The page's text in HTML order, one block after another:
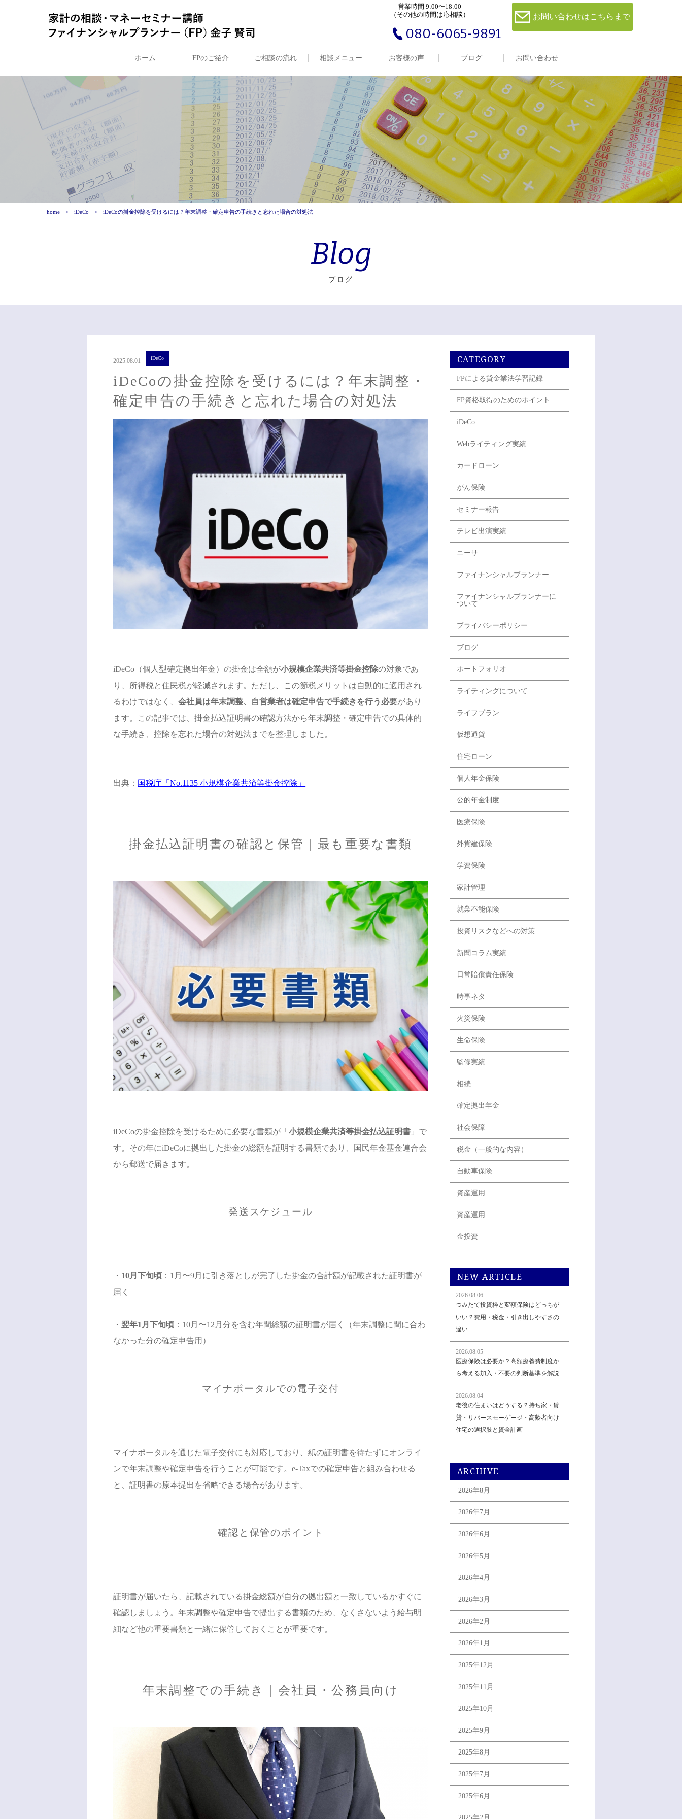
営業時間 9:00〜18:00
（その他の時間は応相談）
080-6065-9891
お問い合わせはこちらまで
ホーム FPのご紹介 ご相談の流れ 相談メニュー お客様の声 ブログ お問い合わせ
home iDeCo iDeCoの掛金控除を受けるには？年末調整・確定申告の手続きと忘れた場合の対処法
Blog
ブログ
2025.08.01 iDeCo
iDeCoの掛金控除を受けるには？年末調整・
確定申告の手続きと忘れた場合の対処法
iDeCo（個人型確定拠出年金）の掛金は全額が小規模企業共済等掛金控除の対象であ
り、所得税と住民税が軽減されます。ただし、この節税メリットは自動的に適用され
るわけではなく、会社員は年末調整、自営業者は確定申告で手続きを行う必要があり
ます。この記事では、掛金払込証明書の確認方法から年末調整・確定申告での具体的
な手続き、控除を忘れた場合の対処法までを整理しました。
出典： 国税庁「No.1135 小規模企業共済等掛金控除」
掛金払込証明書の確認と保管｜最も重要な書類
iDeCoの掛金控除を受けるために必要な書類が「小規模企業共済等掛金払込証明書 」で
す。その年にiDeCoに拠出した掛金の総額を証明する書類であり、国民年金基金連合会
から郵送で届きます。
発送スケジュール
・ 10月下旬頃 ：1月〜9月に引き落としが完了した掛金の合計額が記載された証明書が
届く
・ 翌年1月下旬頃 ：10月〜12月分を含む年間総額の証明書が届く（年末調整に間に合わ
なかった分の確定申告用）
マイナポータルでの電子交付
マイナポータルを通じた電子交付にも対応しており、紙の証明書を待たずにオンライ
ンで年末調整や確定申告を行うことが可能です。e-Taxでの確定申告と組み合わせる
と、証明書の原本提出を省略できる場合があります。
確認と保管のポイント
証明書が届いたら、記載されている掛金総額が自分の拠出額と一致しているかすぐに
確認しましょう。年末調整や確定申告で提出する書類のため、なくさないよう給与明
細など他の重要書類と一緒に保管しておくことが重要です。
年末調整での手続き｜会社員・公務員向け
CATEGORY
FPによる貸金業法学習記録
FP資格取得のためのポイント
iDeCo
Webライティング実績
カードローン
がん保険
セミナー報告
テレビ出演実績
ニーサ
ファイナンシャルプランナー
ファイナンシャルプランナーに
ついて
プライバシーポリシー
ブログ
ポートフォリオ
ライティングについて
ライフプラン
仮想通貨
住宅ローン
個人年金保険
公的年金制度
医療保険
外貨建保険
学資保険
家計管理
就業不能保険
投資リスクなどへの対策
新聞コラム実績
日常賠償責任保険
時事ネタ
火災保険
生命保険
監修実績
相続
確定拠出年金
社会保障
税金（一般的な内容）
自動車保険
資産運用
資産運用
金投資
NEW ARTICLE
2026.08.06
つみたて投資枠と変額保険はどっちが
いい？費用・税金・引き出しやすさの
違い
2026.08.05
医療保険は必要か？高額療養費制度か
ら考える加入・不要の判断基準を解説
2026.08.04
老後の住まいはどうする？持ち家・賃
貸・リバースモーゲージ・高齢者向け
住宅の選択肢と資金計画
ARCHIVE
2026年8月
2026年7月
2026年6月
2026年5月
2026年4月
2026年3月
2026年2月
2026年1月
2025年12月
2025年11月
2025年10月
2025年9月
2025年8月
2025年7月
2025年6月